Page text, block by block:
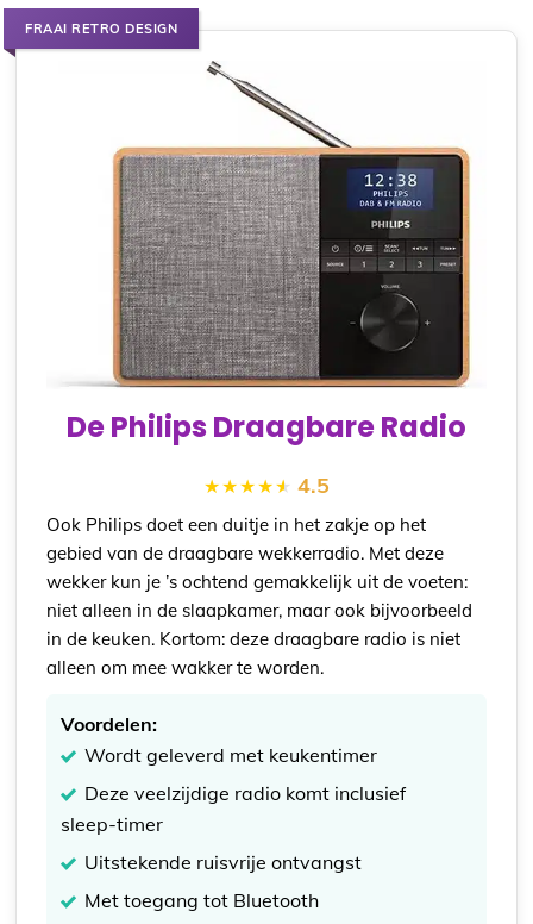
FRAAI RETRO DESIGN
De Philips Draagbare Radio
4.5
Ook Philips doet een duitje in het zakje op het
gebied van de draagbare wekkerradio. Met deze
wekker kun je ’s ochtend gemakkelijk uit de voeten:
niet alleen in de slaapkamer, maar ook bijvoorbeeld
in de keuken. Kortom: deze draagbare radio is niet
alleen om mee wakker te worden.
Voordelen:
Wordt geleverd met keukentimer
Deze veelzijdige radio komt inclusief
sleep-timer
Uitstekende ruisvrije ontvangst
Met toegang tot Bluetooth